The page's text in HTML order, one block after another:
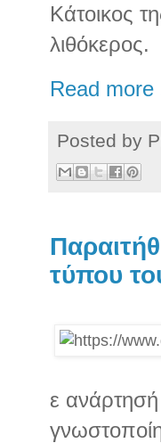
Κάτοικος
λιθόκερος.
Read more
Posted by
τύπου
ε